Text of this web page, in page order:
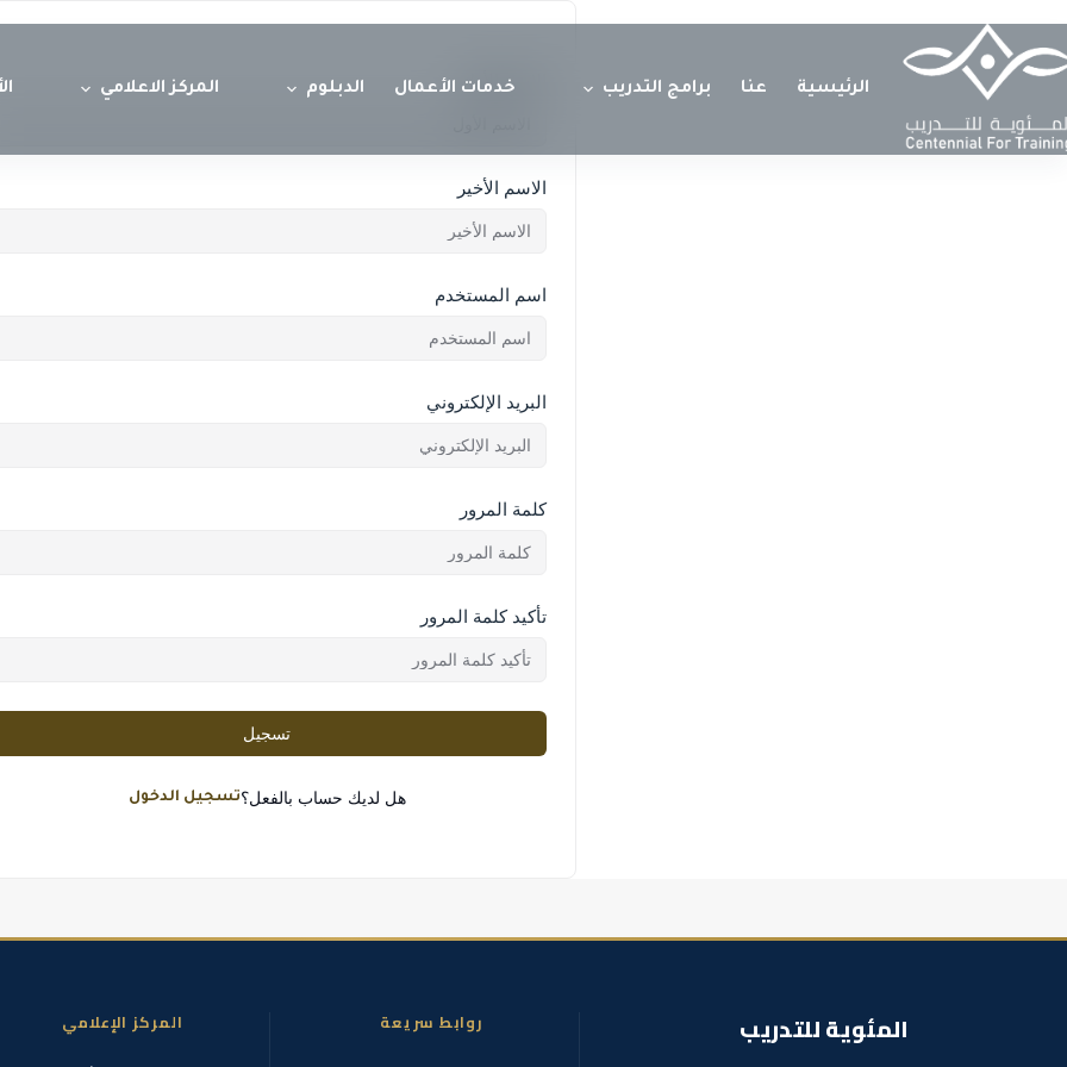
الرئيسية عنا برامج التدريب خدمات الأعمال الدبلوم المركز الاعلامي الاسم الأول
الاسم الأخير
اسم المستخدم
البريد الإلكتروني
كلمة المرور
تأكيد كلمة المرور
تسجيل
هل لديك حساب بالفعل؟تسجيل الدخول
المئوية للتدريب روابط سريعة المركز الإعلامي